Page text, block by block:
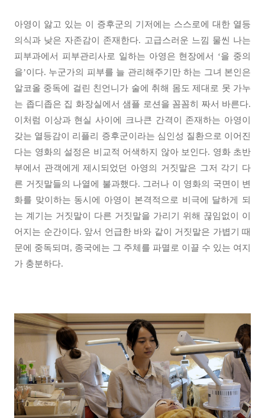
아영이 앓고 있는 이 증후군의 기저에는 스스로에 대한 열등
의식과 낮은 자존감이 존재한다. 고급스러운 느낌 물씬 나는
피부과에서 피부관리사로 일하는 아영은 현장에서 ‘을 중의
을’이다. 누군가의 피부를 늘 관리해주기만 하는 그녀 본인은
알코올 중독에 걸린 친언니가 술에 취해 몸도 제대로 못 가누
는 좁디좁은 집 화장실에서 샘플 로션을 꼼꼼히 짜서 바른다.
이처럼 이상과 현실 사이에 크나큰 간격이 존재하는 아영이
갖는 열등감이 리플리 증후군이라는 심인성 질환으로 이어진
다는 영화의 설정은 비교적 어색하지 않아 보인다. 영화 초반
부에서 관객에게 제시되었던 아영의 거짓말은 그저 각기 다
른 거짓말들의 나열에 불과했다. 그러나 이 영화의 국면이 변
화를 맞이하는 동시에 아영이 본격적으로 비극에 달하게 되
는 계기는 거짓말이 다른 거짓말을 가리기 위해 끊임없이 이
어지는 순간이다. 앞서 언급한 바와 같이 거짓말은 가볍기 때
문에 중독되며, 종국에는 그 주체를 파멸로 이끌 수 있는 여지
가 충분하다.